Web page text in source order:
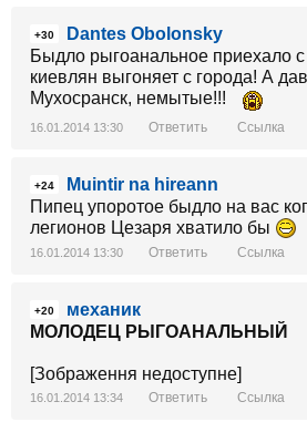
+30
Dantes Obolonsky
Быдло рыгоанальное приехало
киевлян выгоняет с города! А
Мухосранск, немытые!!!
16.01.2014 13:30 Ответить Ссылка
+24
Muintir na hireann
Пипец упоротое быдло на вас
легионов Цезаря хватило бы
16.01.2014 13:30 Ответить Ссылка
+20
механик
МОЛОДЕЦ РЫГОАНАЛЬНЫЙ
[Зображення недоступне]
16.01.2014 13:34 Ответить Ссылка